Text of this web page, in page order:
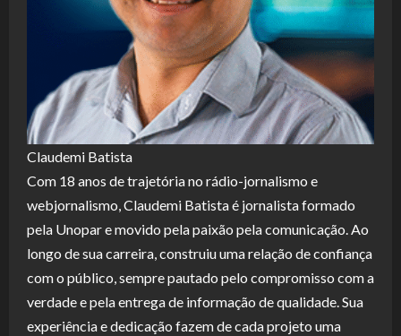
Claudemi Batista
Com 18 anos de trajetória no rádio-jornalismo e
webjornalismo, Claudemi Batista é jornalista formado
pela Unopar e movido pela paixão pela comunicação. Ao
longo de sua carreira, construiu uma relação de confiança
com o público, sempre pautado pelo compromisso com a
verdade e pela entrega de informação de qualidade. Sua
experiência e dedicação fazem de cada projeto uma